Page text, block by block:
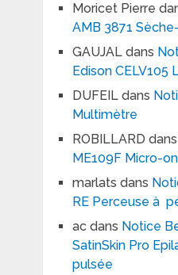
Moricet Pierre
AMB 3871
GAUJALdans
Edison CELV105
DUFEILdans
Multimètre
ROBILLARD dans
ME109F Micro-
marlats dans
RE Perceuse à
acdans Notice
SatinSkin Pro
pulsée